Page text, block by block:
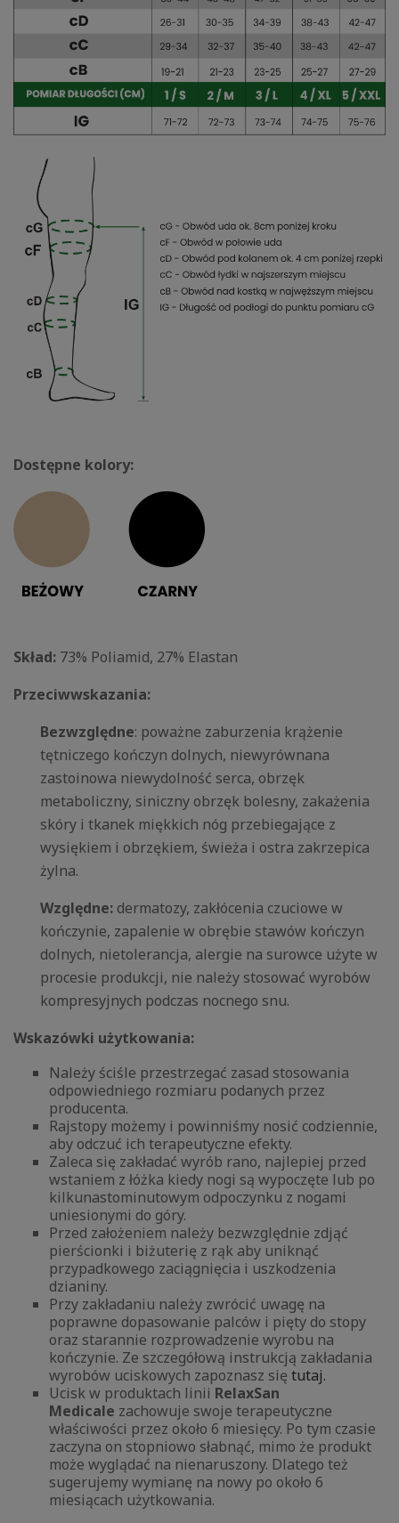
Dostępne kolory:
Skład: 73% Poliamid, 27% Elastan
Przeciwwskazania:
Bezwzględne: poważne zaburzenia krążenie
tętniczego kończyn dolnych, niewyrównana
zastoinowa niewydolność serca, obrzęk
metaboliczny, siniczny obrzęk bolesny, zakażenia
skóry i tkanek miękkich nóg przebiegające z
wysiękiem i obrzękiem, świeża i ostra zakrzepica
żylna.
Względne: dermatozy, zakłócenia czuciowe w
kończynie, zapalenie w obrębie stawów kończyn
dolnych, nietolerancja, alergie na surowce użyte w
procesie produkcji, nie należy stosować wyrobów
kompresyjnych podczas nocnego snu.
Wskazówki użytkowania:
Należy ściśle przestrzegać zasad stosowania
odpowiedniego rozmiaru podanych przez
producenta.
Rajstopy możemy i powinniśmy nosić codziennie,
aby odczuć ich terapeutyczne efekty.
Zaleca się zakładać wyrób rano, najlepiej przed
wstaniem z łóżka kiedy nogi są wypoczęte lub po
kilkunastominutowym odpoczynku z nogami
uniesionymi do góry.
Przed założeniem należy bezwzględnie zdjąć
pierścionki i biżuterię z rąk aby uniknąć
przypadkowego zaciągnięcia i uszkodzenia
dzianiny.
Przy zakładaniu należy zwrócić uwagę na
poprawne dopasowanie palców i pięty do stopy
oraz starannie rozprowadzenie wyrobu na
kończynie. Ze szczegółową instrukcją zakładania
wyrobów uciskowych zapoznasz się tutaj.
Ucisk w produktach linii RelaxSan
Medicale zachowuje swoje terapeutyczne
właściwości przez około 6 miesięcy. Po tym czasie
zaczyna on stopniowo słabnąć, mimo że produkt
może wyglądać na nienaruszony. Dlatego też
sugerujemy wymianę na nowy po około 6
miesiącach użytkowania.